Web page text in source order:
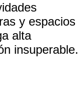
y espacios
alta
insuperable.